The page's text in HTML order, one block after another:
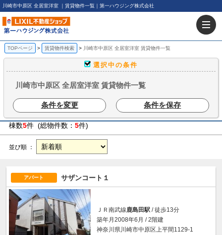
川崎市中原区 全居室洋室 ｜賃貸物件一覧｜第一ハウジング株式会社
TOPページ 賃貸物件検索 川崎市中原区 全居室洋室 賃貸物件一覧
選択中の条件
川崎市中原区 全居室洋室 賃貸物件一覧
条件を変更 条件を保存
棟数5件 (総物件数： 5件)
並び順 ：
アパート サザンコート１
ＪＲ南武線鹿島田駅 / 徒歩13分
築年月2008年6月 / 2階建
神奈川県川崎市中原区上平間1129-1